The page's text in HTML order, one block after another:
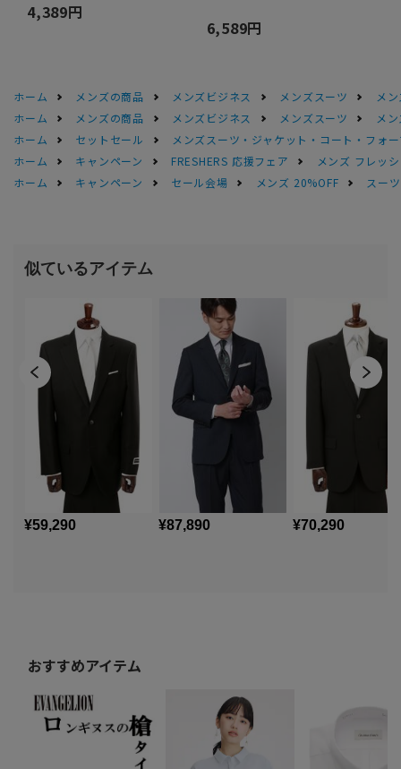
4,389円
6,589円
ホーム メンズの商品 メンズビジネス メンズスーツ
メ
ホーム
メンズの商品 メンズビジネス メンズスーツ
メ
ホーム
セットセール
メンズスーツ・ジャケット・コート・フォ
ホーム
キャンペーン FRESHERS 応援フェア
メンズ フレッ
ホーム
キャンペーン セール会場 メンズ 20%OFF スー